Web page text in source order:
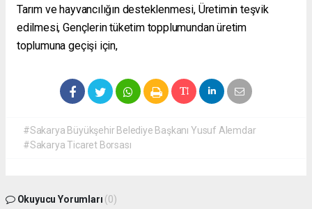
Tarım ve hayvancılığın desteklenmesi, Üretimin teşvik
edilmesi, Gençlerin tüketim topplumundan üretim
toplumuna geçişi için,
#Sakarya Büyükşehir Belediye Başkanı Yusuf Alemdar
#Sakarya Ticaret Borsası
Okuyucu Yorumları (0)